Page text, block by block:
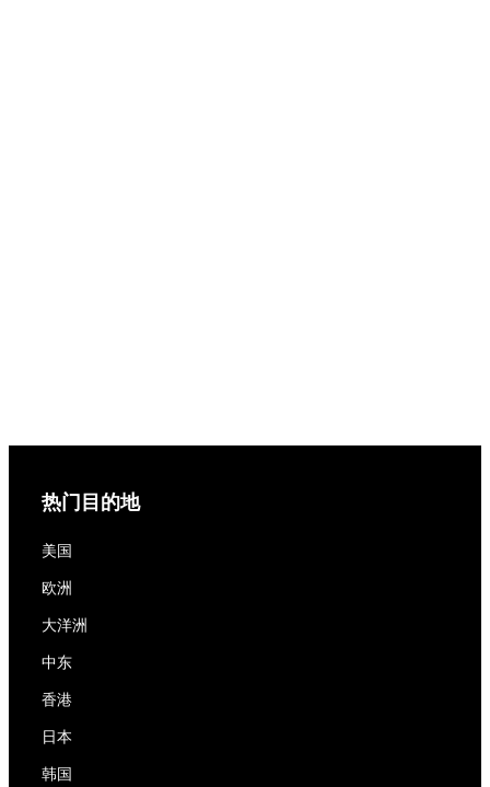
热门目的地
美国
欧洲
大洋洲
中东
香港
日本
韩国